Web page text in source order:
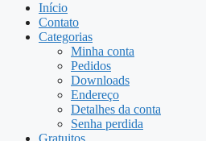
Início
Contato
Categorias
Minha conta
Pedidos
Downloads
Endereço
Detalhes da conta
Senha perdida
Gratuitos